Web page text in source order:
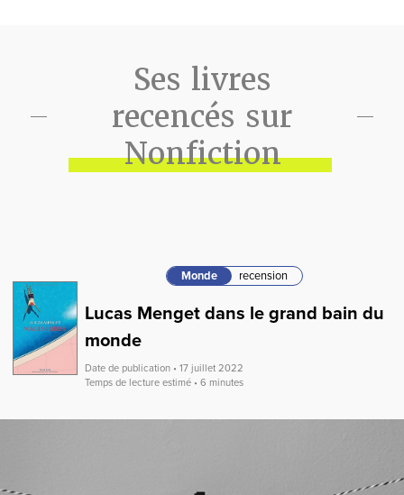
Ses livres
recencés sur
Nonfiction
Monde recension
Lucas Menget dans le grand bain du
monde
Date de publication • 17 juillet 2022
Temps de lecture estimé • 6 minutes